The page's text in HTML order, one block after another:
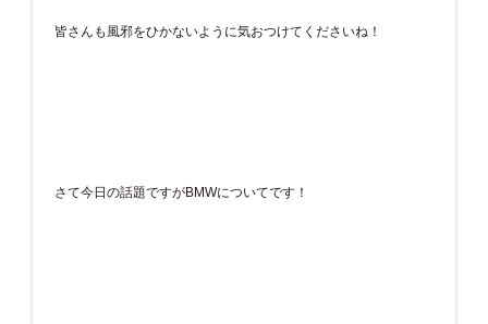
皆さんも風邪をひかないように気おつけてくださいね！
さて今日の話題ですがBMWについてです！